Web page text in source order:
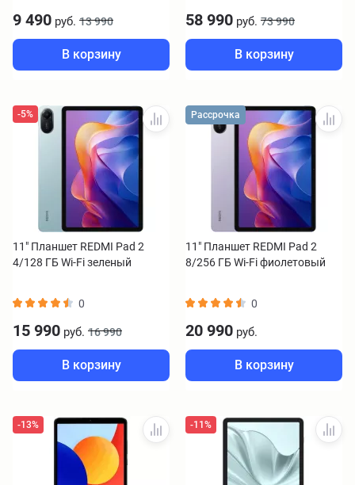
9 490 руб. 13 990
В корзину
58 990 руб. 73 990
В корзину
-5%
11" Планшет REDMI Pad 2
4/128 ГБ Wi-Fi зеленый
0
15 990 руб. 16 990
В корзину
Рассрочка
11" Планшет REDMI Pad 2
8/256 ГБ Wi-Fi фиолетовый
0
20 990 руб.
В корзину
-13% -11%